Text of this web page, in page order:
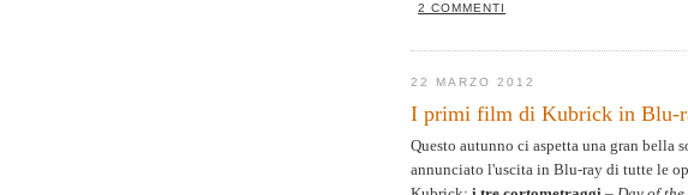
2 COMMENTI
22 MARZO 2012
I primi film di Kubrick in Blu-
Questo autunno ci aspetta una gran bella
annunciato l'uscita in Blu-ray di tutte le